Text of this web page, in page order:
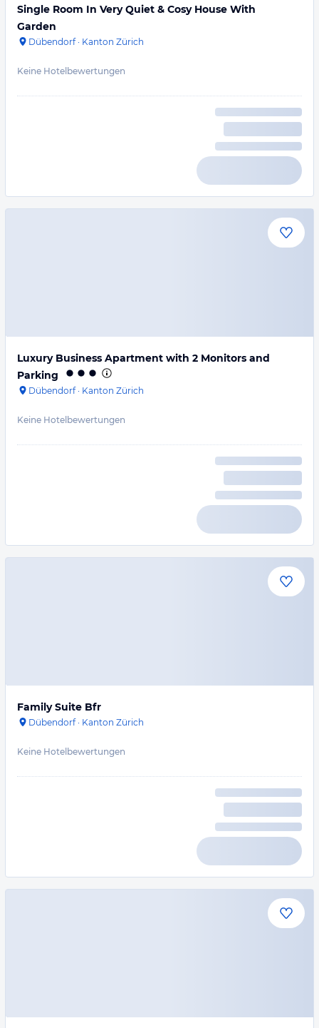
Single Room In Very Quiet & Cosy House With
Garden
Dübendorf· Kanton Zürich
Keine Hotelbewertungen
Luxury Business Apartment with 2 Monitors and
Parking
Dübendorf· Kanton Zürich
Keine Hotelbewertungen
Family Suite Bfr
Dübendorf· Kanton Zürich
Keine Hotelbewertungen